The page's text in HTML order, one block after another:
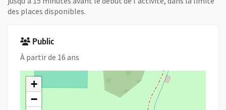
des places disponibles.
Public
À partir de 16 ans
+
−